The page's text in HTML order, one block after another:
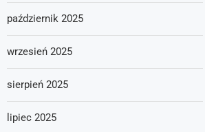
październik 2025
wrzesień 2025
sierpień 2025
lipiec 2025